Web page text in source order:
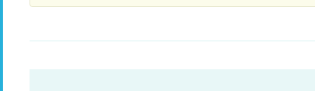
月以上経つので今頃傷がどうこうというのはない